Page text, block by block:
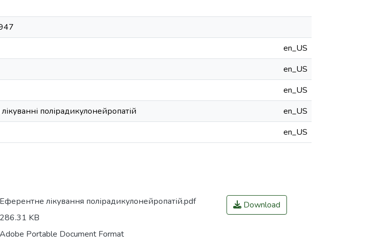
en_US
en_US
en_US
полірадикулонейропатій
en_US
en_US
Еферентне лікування полірадикулонейропатій.pdf
286.31 KB
Adobe Portable Document Format
Download